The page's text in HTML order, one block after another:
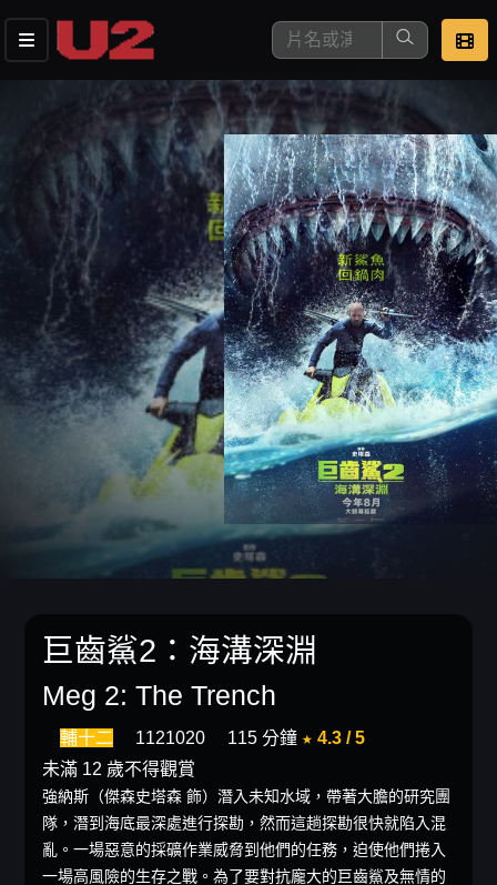
這是您本次要看的影片
去敲定看片時間
巨齒鯊2：海溝深淵
Meg 2: The Trench
輔十二 1121020 115 分鐘 ★ 4.3 / 5
未滿 12 歲不得觀賞
強納斯（傑森史塔森 飾）潛入未知水域，帶著大膽的研究團
隊，潛到海底最深處進行探勘，然而這趟探勘很快就陷入混
亂。一場惡意的採礦作業威脅到他們的任務，迫使他們捲入
一場高風險的生存之戰。為了要對抗龐大的巨齒鯊及無情的